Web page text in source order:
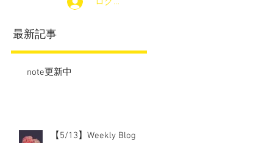
最新記事
note更新中
【5/13】Weekly Blog